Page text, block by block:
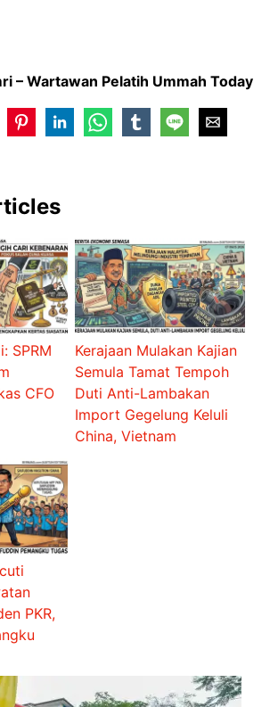
– Wartawan Pelatih Ummah Today
SPRM
CFO
Kerajaan Mulakan Kajian
Semula Tamat Tempoh
Duti Anti-Lambakan
Import Gegelung Keluli
China, Vietnam
PKR,